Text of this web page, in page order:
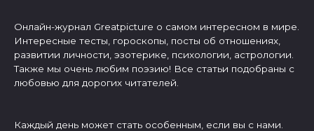
Онлайн-журнал Greatpicture о самом интересном в мире.
Интересные тесты, гороскопы, посты об отношениях,
развитии личности, эзотерике, психологии, астрологии.
Также мы очень любим поэзию! Все статьи подобраны с
любовью для дорогих читателей.
Каждый день может стать особенным, если вы с нами.